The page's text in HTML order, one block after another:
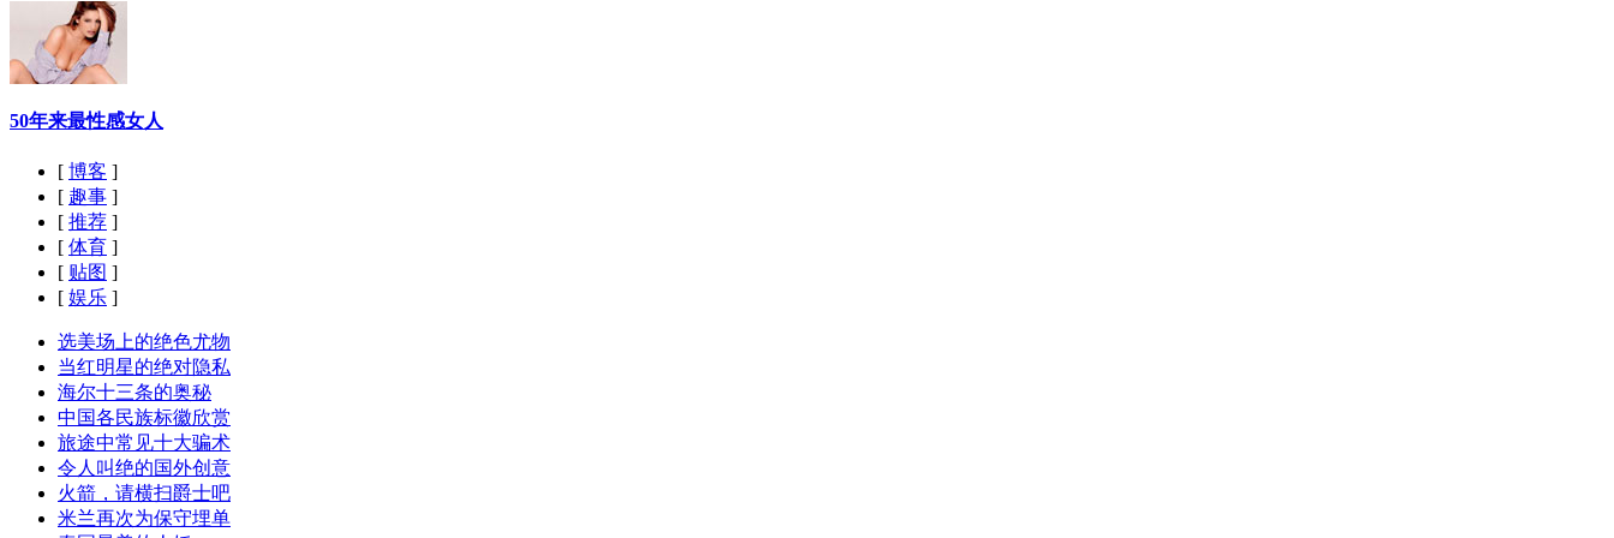
50年来最性感女人
[ 博客 ]
[ 趣事 ]
[ 推荐 ]
[ 体育 ]
[ 贴图 ]
[ 娱乐 ]
选美场上的绝色尤物
当红明星的绝对隐私
海尔十三条的奥秘
中国各民族标徽欣赏
旅途中常见十大骗术
令人叫绝的国外创意
火箭，请横扫爵士吧
米兰再次为保守埋单